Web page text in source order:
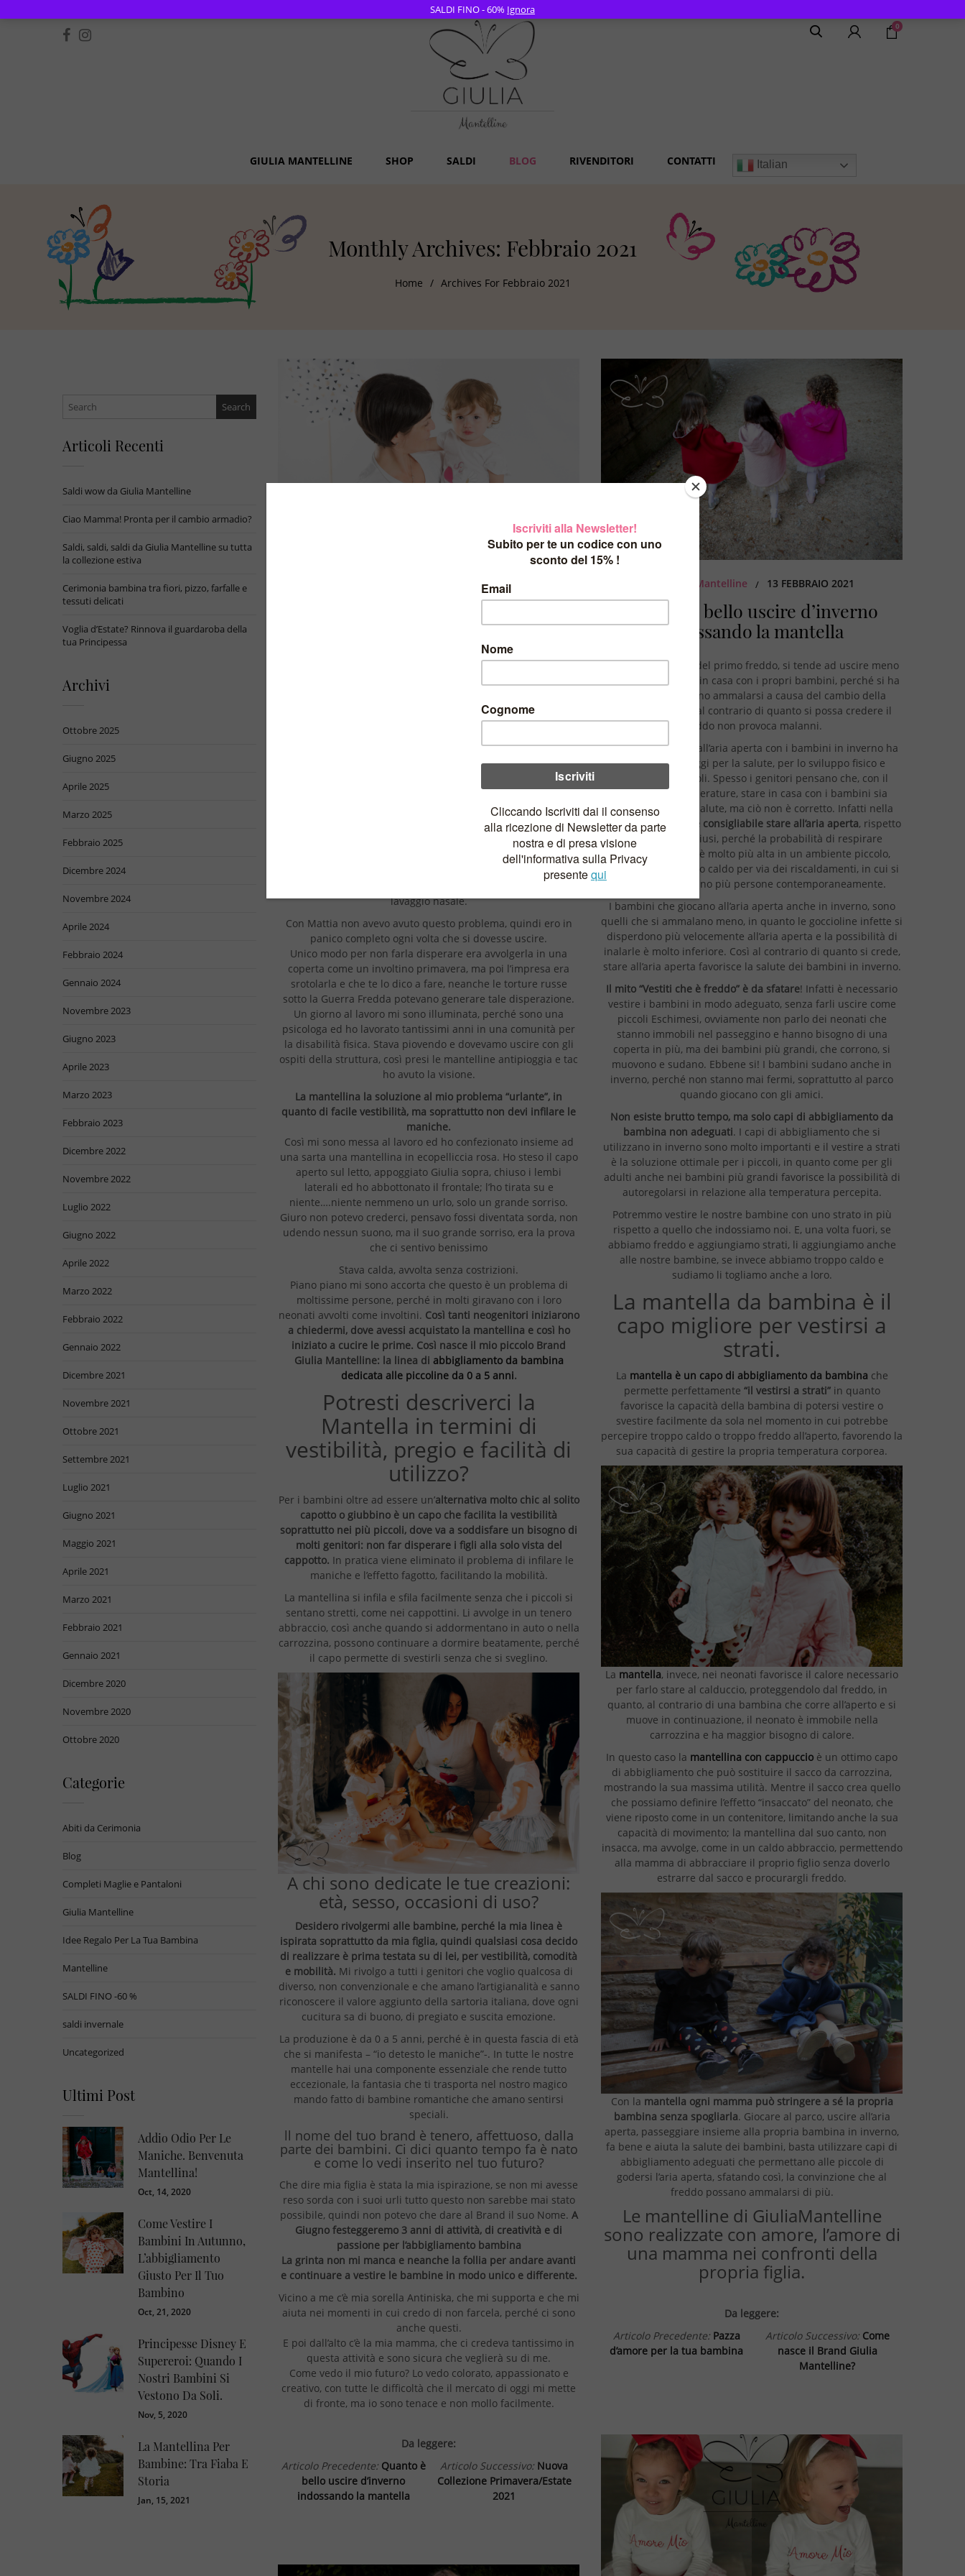
0
GIULIA MANTELLINE SHOP SALDI BLOG RIVENDITORI CONTATTI Italian
Monthly Archives: Febbraio 2021
Home / Archives For Febbraio 2021
19 FEBBRAIO 2021
Ciao Consuelo, ti va di
raccontarci la tua storia?
Da dove inizio ..allora…innanzitutto sono mamma di due
Giugno del 2016, ed è quest’ultima che mi ha portato fin qui.
La birbantella è nata con il caldo, quindi la vestivo con poco e
senza precedenti. Non voleva assolutamente indossare nulla
che avesse le maniche e che la stringesse troppo.
Non puoi immaginare, sembrava che la stessi uccidendo,
tanta l’intensità e la sua disperazione che credo potesse
lavaggio nasale.
Con Mattia non avevo avuto questo problema, quindi ero in
panico completo ogni volta che si dovesse uscire.
Unico modo per non farla disperare era avvolgerla in una
coperta come un involtino primavera, ma poi l’impresa era
srotolarla e che te lo dico a fare, neanche le torture russe
sotto la Guerra Fredda potevano generare tale disperazione.
Un giorno al lavoro mi sono illuminata, perché sono una
psicologa ed ho lavorato tantissimi anni in una comunità per
la disabilità fisica. Stava piovendo e dovevamo uscire con gli
ospiti della struttura, così presi le mantelline antipioggia e tac
ho avuto la visione.
La mantellina la soluzione al mio problema “urlante”, in
quanto di facile vestibilità, ma soprattutto non devi infilare le
maniche.
Così mi sono messa al lavoro ed ho confezionato insieme ad
una sarta una mantellina in ecopelliccia rosa. Ho steso il capo
aperto sul letto, appoggiato Giulia sopra, chiuso i lembi
laterali ed ho abbottonato il frontale; l’ho tirata su e
niente….niente nemmeno un urlo, solo un grande sorriso.
Giuro non potevo crederci, pensavo fossi diventata sorda, non
udendo nessun suono, ma il suo grande sorriso, era la prova
che ci sentivo benissimo
Stava calda, avvolta senza costrizioni.
Piano piano mi sono accorta che questo è un problema di
moltissime persone, perché in molti giravano con i loro
neonati avvolti come involtini. Così tanti neogenitori iniziarono
a chiedermi, dove avessi acquistato la mantellina e così ho
iniziato a cucire le prime. Così nasce il mio piccolo Brand
Giulia Mantelline: la linea di abbigliamento da bambina
dedicata alle piccoline da 0 a 5 anni.
Potresti descriverci la
Mantella in termini di
vestibilità, pregio e facilità di
utilizzo?
Per i bambini oltre ad essere un’alternativa molto chic al solito
capotto o giubbino è un capo che facilita la vestibilità
soprattutto nei più piccoli, dove va a soddisfare un bisogno di
molti genitori: non far disperare i figli alla solo vista del
cappotto. In pratica viene eliminato il problema di infilare le
maniche e l’effetto fagotto, facilitando la mobilità.
La mantellina si infila e sfila facilmente senza che i piccoli si
sentano stretti, come nei cappottini. Li avvolge in un tenero
abbraccio, così anche quando si addormentano in auto o nella
carrozzina, possono continuare a dormire beatamente, perché
il capo permette di svestirli senza che si sveglino.
A chi sono dedicate le tue creazioni:
età, sesso, occasioni di uso?
Desidero rivolgermi alle bambine, perché la mia linea è
ispirata soprattutto da mia figlia, quindi qualsiasi cosa decido
di realizzare è prima testata su di lei, per vestibilità, comodità
e mobilità. Mi rivolgo a tutti i genitori che voglio qualcosa di
diverso, non convenzionale e che amano l’artigianalità e sanno
riconoscere il valore aggiunto della sartoria italiana, dove ogni
cucitura sa di buono, di pregiato e suscita emozione.
La produzione è da 0 a 5 anni, perché è in questa fascia di età
che si manifesta – “io detesto le maniche”-. In tutte le nostre
mantelle hai una componente essenziale che rende tutto
eccezionale, la fantasia che ti trasporta nel nostro magico
mando fatto di bambine romantiche che amano sentirsi
speciali.
ll nome del tuo brand è tenero, affettuoso, dalla
parte dei bambini. Ci dici quanto tempo fa è nato
e come lo vedi inserito nel tuo futuro?
Che dire mia figlia è stata la mia ispirazione, se non mi avesse
reso sorda con i suoi urli tutto questo non sarebbe mai stato
possibile, quindi non potevo che dare al Brand il suo Nome. A
Giugno festeggeremo 3 anni di attività, di creatività e di
passione per l’abbigliamento bambina
La grinta non mi manca e neanche la follia per andare avanti
e continuare a vestire le bambine in modo unico e differente.
Vicino a me c’è mia sorella Antiniska, che mi supporta e che mi
aiuta nei momenti in cui credo di non farcela, perché ci sono
anche questi.
E poi dall’alto c’è la mia mamma, che ci credeva tantissimo in
questa attività e sono sicura che veglierà su di me.
Come vedo il mio futuro? Lo vedo colorato, appassionato e
creativo, con tutte le difficoltà che il mercato di oggi mi mette
di fronte, ma io sono tenace e non mollo facilmente.
Da leggere:
Articolo Precedente: Quanto è
bello uscire d’inverno
indossando la mantella
Articolo Successivo: Nuova
Collezione Primavera/Estate
2021
Giulia Mantelline / 13 FEBBRAIO 2021
Quanto è bello uscire d’inverno
indossando la mantella
Spesso con l’arrivo del primo freddo, si tende ad uscire meno
e a passare più ore in casa con i propri bambini, perché si ha
paura che possano ammalarsi a causa del cambio della
temperatura; ma al contrario di quanto si possa credere il
freddo non provoca malanni.
Passare del tempo all’aria aperta con i bambini in inverno ha
tantissimi vantaggi per la salute, per lo sviluppo fisico e
psichico dei piccoli. Spesso i genitori pensano che, con il
calare delle temperature, stare in casa con i bambini sia
ideale per la loro salute, ma ciò non è corretto. Infatti nella
stagione invernale
è consigliabile stare all’aria aperta, rispetto
agli ambienti chiusi, perché la probabilità di respirare
goccioline infette è molto più alta in un ambiente piccolo,
poco areato e troppo caldo per via dei riscaldamenti, in cui si
trovano e respirano più persone contemporaneamente.
I bambini che giocano all’aria aperta anche in inverno, sono
quelli che si ammalano meno, in quanto le goccioline infette si
disperdono più velocemente all’aria aperta e la possibilità di
inalarle è molto inferiore. Così al contrario di quanto si crede,
stare all’aria aperta favorisce la salute dei bambini in inverno.
Il mito “Vestiti che è freddo” è da sfatare! Infatti è necessario
vestire i bambini in modo adeguato, senza farli uscire come
piccoli Eschimesi, ovviamente non parlo dei neonati che
stanno immobili nel passeggino e hanno bisogno di una
coperta in più, ma dei bambini più grandi, che corrono, si
muovono e sudano. Ebbene si! I bambini sudano anche in
inverno, perché non stanno mai fermi, soprattutto al parco
quando giocano con gli amici.
Non esiste brutto tempo, ma solo capi di abbigliamento da
bambina non adeguati. I capi di abbigliamento che si
utilizzano in inverno sono molto importanti e il vestire a strati
è la soluzione ottimale per i piccoli, in quanto come per gli
adulti anche nei bambini più grandi favorisce la possibilità di
autoregolarsi in relazione alla temperatura percepita.
Potremmo vestire le nostre bambine con uno strato in più
rispetto a quello che indossiamo noi. E, una volta fuori, se
abbiamo freddo e aggiungiamo strati, li aggiungiamo anche
alle nostre bambine, se invece abbiamo troppo caldo e
sudiamo li togliamo anche a loro.
La mantella da bambina è il
capo migliore per vestirsi a
strati.
La mantella è un capo di abbigliamento da bambina che
permette perfettamente “il vestirsi a strati”in quanto
favorisce la capacità della bambina di potersi vestire o
svestire facilmente da sola nel momento in cui potrebbe
percepire troppo caldo o troppo freddo all’aperto, favorendo la
sua capacità di gestire la propria temperatura corporea.
La mantella, invece, nei neonati favorisce il calore necessario
per farlo stare al calduccio, proteggendolo dal freddo, in
quanto, al contrario di una bambina che corre all’aperto e si
muove in continuazione, il neonato è immobile nella
carrozzina e ha maggior bisogno di calore.
In questo caso la mantellina con cappuccio è un ottimo capo
di abbigliamento che può sostituire il sacco da carrozzina,
mostrando la sua massima utilità. Mentre il sacco crea quello
che possiamo definire l’effetto “insaccato” del neonato, che
viene riposto come in un contenitore, limitando anche la sua
capacità di movimento; la mantellina dal suo canto, non
insacca, ma avvolge, come in un caldo abbraccio, permettendo
alla mamma di abbracciare il proprio figlio senza doverlo
estrarre dal sacco e procurargli freddo.
Con la mantella ogni mamma può stringere a sé la propria
bambina senza spogliarla. Giocare al parco, uscire all’aria
aperta, passeggiare insieme alla propria bambina in inverno,
fa bene e aiuta la salute dei bambini, basta utilizzare capi di
abbigliamento adeguati che permettano alle piccole di
godersi l’aria aperta, sfatando così, la convinzione che al
freddo possano ammalarsi di più.
Le mantelline di GiuliaMantelline
sono realizzate con amore, l’amore di
una mamma nei confronti della
propria figlia.
Da leggere:
Articolo Precedente: Pazza
d’amore per la tua bambina
Articolo Successivo: Come
nasce il Brand Giulia
Mantelline?
Articoli Recenti
Saldi wow da Giulia Mantelline
Ciao Mamma! Pronta per il cambio armadio?
Saldi, saldi, saldi da Giulia Mantelline su tutta
la collezione estiva
Cerimonia bambina tra fiori, pizzo, farfalle e
tessuti delicati
Voglia d’Estate? Rinnova il guardaroba della
tua Principessa
Archivi
Ottobre 2025
Giugno 2025
Aprile 2025
Marzo 2025
Febbraio 2025
Dicembre 2024
Novembre 2024
Aprile 2024
Febbraio 2024
Gennaio 2024
Novembre 2023
Giugno 2023
Aprile 2023
Marzo 2023
Febbraio 2023
Dicembre 2022
Novembre 2022
Luglio 2022
Giugno 2022
Aprile 2022
Marzo 2022
Febbraio 2022
Gennaio 2022
Dicembre 2021
Novembre 2021
Ottobre 2021
Settembre 2021
Luglio 2021
Giugno 2021
Maggio 2021
Aprile 2021
Marzo 2021
Febbraio 2021
Gennaio 2021
Dicembre 2020
Novembre 2020
Ottobre 2020
Categorie
Abiti da Cerimonia
Blog
Completi Maglie e Pantaloni
Giulia Mantelline
Idee Regalo Per La Tua Bambina
Mantelline
SALDI FINO -60 %
saldi invernale
Uncategorized
Ultimi Post
Addio Odio Per Le
Maniche. Benvenuta
Mantellina!
Oct, 14, 2020
Come Vestire I
Bambini In Autunno,
L’abbigliamento
Giusto Per Il Tuo
Bambino
Oct, 21, 2020
Principesse Disney E
Supereroi: Quando I
Nostri Bambini Si
Vestono Da Soli.
Nov, 5, 2020
La Mantellina Per
Bambine: Tra Fiaba E
Storia
Jan, 15, 2021
SALDI FINO - 60% Ignora